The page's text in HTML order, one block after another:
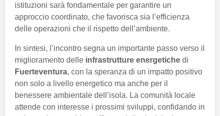
istituzioni sarà fondamentale per garantire un
approccio coordinato, che favorisca sia l’efficienza
delle operazioni che il rispetto dell’ambiente.
In sintesi, l’incontro segna un importante passo verso il
miglioramento delle infrastrutture energetiche di
Fuerteventura, con la speranza di un impatto positivo
non solo a livello energetico ma anche per il
benessere ambientale dell’isola. La comunità locale
attende con interesse i prossimi sviluppi, confidando in